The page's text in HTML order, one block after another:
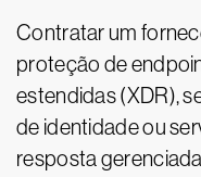
Contratar um
proteção de
estendidas (XDR),
de identidade ou
resposta